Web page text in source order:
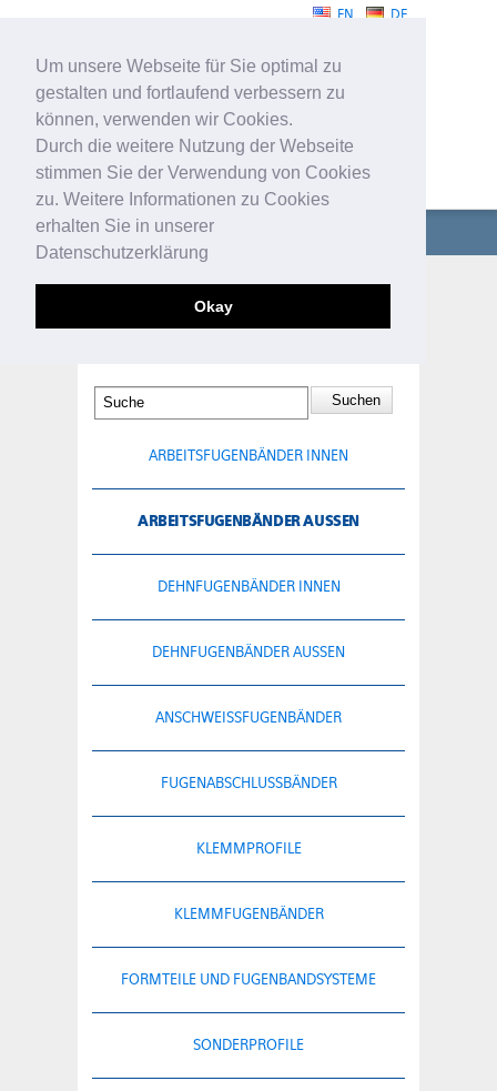
Um unsere Webseite für Sie optimal zu
gestalten und fortlaufend verbessern zu
können, verwenden wir Cookies.
Durch die weitere Nutzung der Webseite
stimmen Sie der Verwendung von Cookies
zu. Weitere Informationen zu Cookies
erhalten Sie in unserer
Datenschutzerklärung
Okay
DE
EN
FUGENBÄNDER
UNTERNEHMEN
FUGENBÄNDER
KONTAKT
ARBEITSFUGENBÄNDER
ARBEITSFUGENBÄNDER INNEN
ARBEITSFUGENBÄNDER AUSSEN
DEHNFUGENBÄNDER INNEN
DEHNFUGENBÄNDER AUSSEN
ANSCHWEISSFUGENBÄNDER
FUGENABSCHLUSSBÄNDER
KLEMMPROFILE
KLEMMFUGENBÄNDER
FORMTEILE UND FUGENBANDSYSTEME
SONDERPROFILE